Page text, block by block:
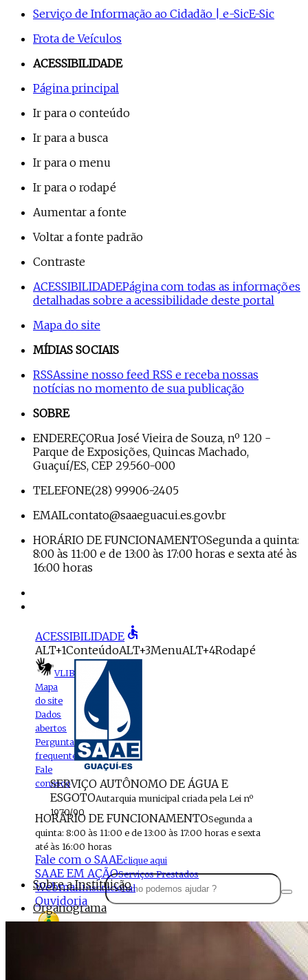
Serviço de Informação ao Cidadão | e-SicE-Sic
Frota de Veículos
ACESSIBILIDADE
Página principal
Ir para o conteúdo
Ir para a busca
Ir para o menu
Ir para o rodapé
Aumentar a fonte
Voltar a fonte padrão
Contraste
ACESSIBILIDADEPágina com todas as informações
detalhadas sobre a acessibilidade deste portal
Mapa do site
MÍDIAS SOCIAIS
RSSAssine nosso feed RSS e receba nossas
notícias no momento de sua publicação
SOBRE
ENDEREÇORua José Vieira de Souza, nº 120 -
Parque de Exposições, Quincas Machado,
Guaçuí/ES, CEP 29.560-000
TELEFONE(28) 99906-2405
EMAILcontato@saaeguacui.es.gov.br
HORÁRIO DE FUNCIONAMENTOSegunda a quinta:
8:00 às 11:00 e de 13:00 às 17:00 horas e sexta até às
16:00 horas
ACESSIBILIDADE accessible
ALT+1ConteúdoALT+3MenuALT+4Rodapé
VLIBRAS
Mapa
do site
Dados
abertos
Perguntas
frequentes
Fale
conosco
SERVIÇO AUTÔNOMO DE ÁGUA E
ESGOTOAutarquia municipal criada pela Lei nº
1970/90
HORÁRIO DE FUNCIONAMENTOSegunda a
quinta: 8:00 às 11:00 e de 13:00 às 17:00 horas e sexta
até às 16:00 horas
Fale com o SAAEclique aqui
SAAE EM AÇÃOServiços Prestados
WebmailInstitucional
Ouvidoria
Sobre a Instituição
Organograma